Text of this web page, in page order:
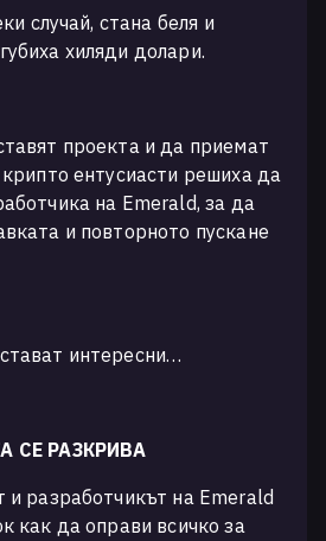
случай, стана беля и
хиляди долари.
проекта и да приемат
крипто ентусиасти решиха да
на Emerald, за да
и повторното пускане
интересни…
СЕ РАЗКРИВА
и разработчикът на Emerald
как да оправи всичко за